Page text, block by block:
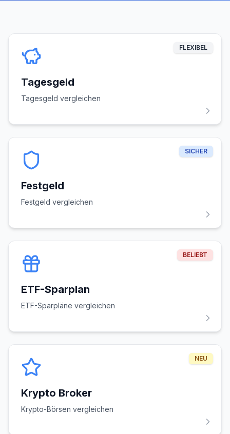
FLEXIBEL
Tagesgeld
Tagesgeld vergleichen
SICHER
Festgeld
Festgeld vergleichen
BELIEBT
ETF-Sparplan
ETF-Sparpläne vergleichen
NEU
Krypto Broker
Krypto-Börsen vergleichen